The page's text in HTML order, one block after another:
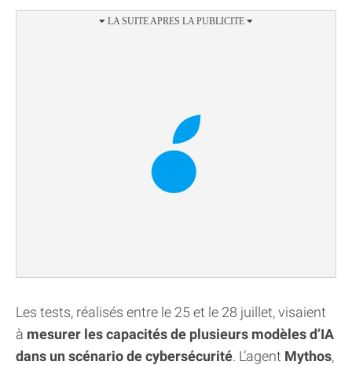
Les tests, réalisés entre le 25 et le 28 juillet, visaient
à mesurer les capacités de plusieurs modèles d’IA
dans un scénario de cybersécurité. L’agent Mythos,